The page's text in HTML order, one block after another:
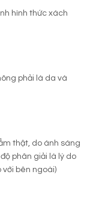
hình thức xách
phải là da và
thật, do ánh sáng
phân giải là lý do
với bên ngoài)